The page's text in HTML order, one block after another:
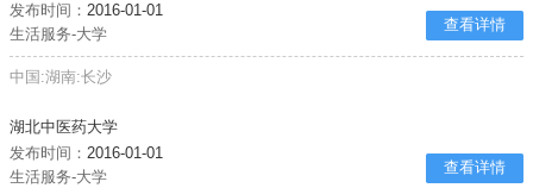
发布时间：2016-01-01
生活服务-大学
查看详情
中国:湖南:长沙
湖北中医药大学
发布时间：2016-01-01
生活服务-大学
查看详情